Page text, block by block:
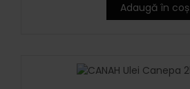
Adaugă în coș